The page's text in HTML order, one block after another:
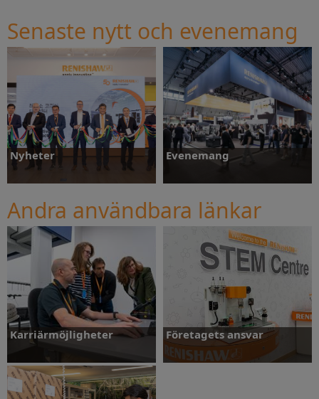
Senaste nytt och evenemang
Nyheter
Nyheter
Evenemang
Evenemang
Andra användbara länkar
Karriärmöjligheter Företagets ansvar